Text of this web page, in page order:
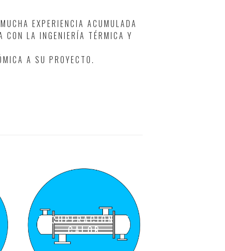
EXPERIENCIA ACUMULADA
CON LA INGENIERÍA TÉRMICA Y
A SU PROYECTO.
RECUPERACIÓN DE
CALOR